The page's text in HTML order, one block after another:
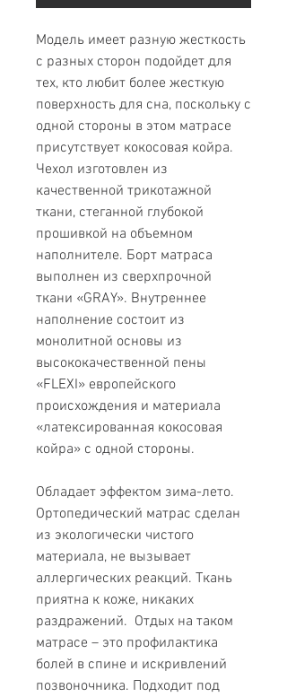
Модель имеет разную жесткость
с разных сторон подойдет для
тех, кто любит более жесткую
поверхность для сна, поскольку с
одной стороны в этом матрасе
присутствует кокосовая койра.
Чехол изготовлен из
качественной трикотажной
ткани, стеганной глубокой
прошивкой на объемном
наполнителе. Борт матраса
выполнен из сверхпрочной
ткани «GRAY». Внутреннее
наполнение состоит из
монолитной основы из
высококачественной пены
«FLEXI» европейского
происхождения и материала
«латексированная кокосовая
койра» с одной стороны.
Обладает эффектом зима-лето.
Ортопедический матрас сделан
из экологически чистого
материала, не вызывает
аллергических реакций. Ткань
приятна к коже, никаких
раздражений. Отдых на таком
матрасе – это профилактика
болей в спине и искривлений
позвоночника. Подходит под